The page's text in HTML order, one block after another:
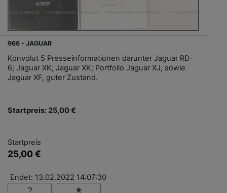
966 - JAGUAR
Konvolut 5 Presseinformationen darunter Jaguar RD-
6; Jaguar XK; Jaguar XK; Portfolio Jaguar XJ, sowie
Jaguar XF, guter Zustand.
Startpreis: 25,00 €
Startpreis
25,00 €
Endet: 13.02.2022 14:07:30